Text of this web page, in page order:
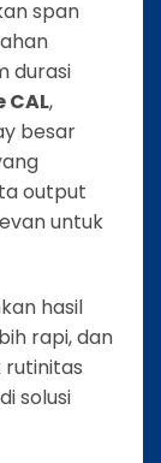
span
durasi
CAL,
besar
output
untuk
hasil
rapi, dan
rutinitas
solusi